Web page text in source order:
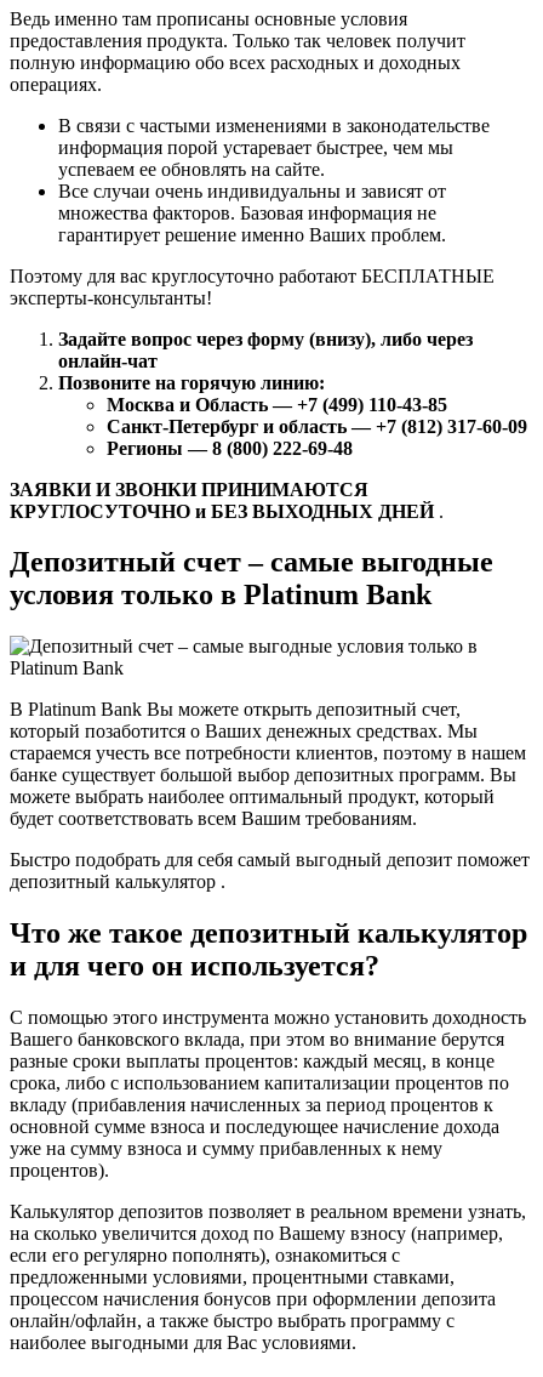
Ведь именно там прописаны основные условия
предоставления продукта. Только так человек получит
полную информацию обо всех расходных и доходных
операциях.
В связи с частыми изменениями в законодательстве
информация порой устаревает быстрее, чем мы
успеваем ее обновлять на сайте.
Все случаи очень индивидуальны и зависят от
множества факторов. Базовая информация не
гарантирует решение именно Ваших проблем.
Поэтому для вас круглосуточно работают БЕСПЛАТНЫЕ
эксперты-консультанты!
Задайте вопрос через форму (внизу), либо через
онлайн-чат
Позвоните на горячую линию:
Москва и Область — +7 (499) 110-43-85
Санкт-Петербург и область — +7 (812) 317-60-09
Регионы — 8 (800) 222-69-48
ЗАЯВКИ И ЗВОНКИ ПРИНИМАЮТСЯ
КРУГЛОСУТОЧНО и БЕЗ ВЫХОДНЫХ ДНЕЙ.
Депозитный счет – самые выгодные
условия только в Platinum Bank
В Platinum Bank Вы можете открыть депозитный счет,
который позаботится о Ваших денежных средствах. Мы
стараемся учесть все потребности клиентов, поэтому в нашем
банке существует большой выбор депозитных программ. Вы
можете выбрать наиболее оптимальный продукт, который
будет соответствовать всем Вашим требованиям.
Быстро подобрать для себя самый выгодный депозит поможет
депозитный калькулятор .
Что же такое депозитный калькулятор
и для чего он используется?
С помощью этого инструмента можно установить доходность
Вашего банковского вклада, при этом во внимание берутся
разные сроки выплаты процентов: каждый месяц, в конце
срока, либо с использованием капитализации процентов по
вкладу (прибавления начисленных за период процентов к
основной сумме взноса и последующее начисление дохода
уже на сумму взноса и сумму прибавленных к нему
процентов).
Калькулятор депозитов позволяет в реальном времени узнать,
на сколько увеличится доход по Вашему взносу (например,
если его регулярно пополнять), ознакомиться с
предложенными условиями, процентными ставками,
процессом начисления бонусов при оформлении депозита
онлайн/офлайн, а также быстро выбрать программу с
наиболее выгодными для Вас условиями.